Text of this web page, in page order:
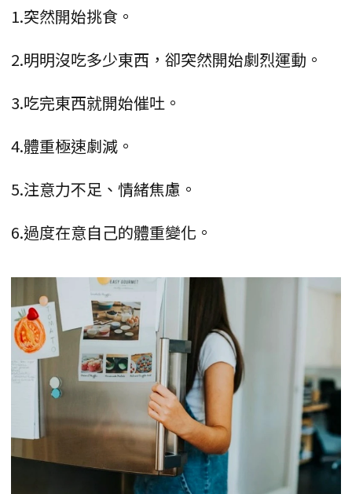
1.突然開始挑食。
2.明明沒吃多少東西，卻突然開始劇烈運動。
3.吃完東西就開始催吐。
4.體重極速劇減。
5.注意力不足、情緒焦慮。
6.過度在意自己的體重變化。